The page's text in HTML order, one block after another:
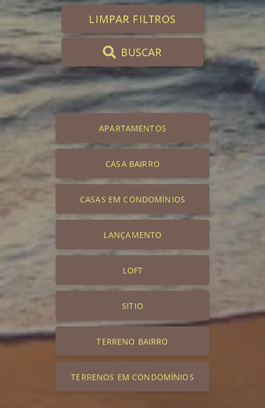
LIMPAR FILTROS
BUSCAR
APARTAMENTOS
CASA BAIRRO
CASAS EM CONDOMÍNIOS
LANÇAMENTO
LOFT
SITIO
TERRENO BAIRRO
TERRENOS EM CONDOMÍNIOS